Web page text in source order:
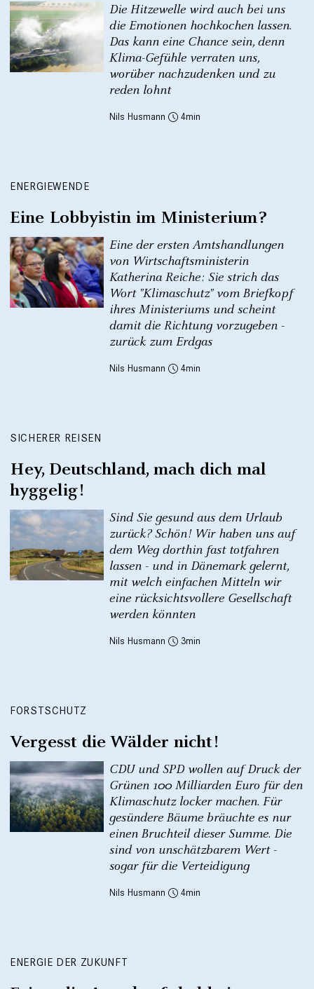
Die Hitzewelle wird auch bei uns
die Emotionen hochkochen lassen.
Das kann eine Chance sein, denn
Klima-Gefühle verraten uns,
worüber nachzudenken und zu
reden lohnt
Nils Husmann 4
ENERGIEWENDE
Eine Lobbyistin im Ministerium?
Eine der ersten Amtshandlungen
von Wirtschaftsministerin
Katherina Reiche: Sie strich das
Wort "Klimaschutz" vom Briefkopf
ihres Ministeriums und scheint
damit die Richtung vorzugeben -
zurück zum Erdgas
Nils Husmann 4
SICHERER REISEN
Hey, Deutschland, mach dich mal
hyggelig!
Sind Sie gesund aus dem Urlaub
zurück? Schön! Wir haben uns auf
dem Weg dorthin fast totfahren
lassen - und in Dänemark gelernt,
mit welch einfachen Mitteln wir
eine rücksichtsvollere Gesellschaft
werden könnten
Nils Husmann 3
FORSTSCHUTZ
Vergesst die Wälder nicht!
CDU und SPD wollen auf Druck der
Grünen 100 Milliarden Euro für den
Klimaschutz locker machen. Für
gesündere Bäume bräuchte es nur
einen Bruchteil dieser Summe. Die
sind von unschätzbarem Wert -
sogar für die Verteidigung
Nils Husmann 4
ENERGIE DER ZUKUNFT